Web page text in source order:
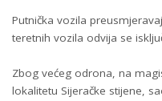
Putnička vozila
teretnih vozila odvija se
Zbog većeg odrona, na
lokalitetu Sijeračke stijene,